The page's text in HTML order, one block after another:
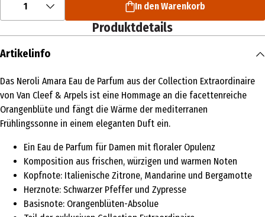
1 In den Warenkorb
Produktdetails
Artikelinfo
Das Neroli Amara Eau de Parfum aus der Collection Extraordinaire
von Van Cleef & Arpels ist eine Hommage an die facettenreiche
Orangenblüte und fängt die Wärme der mediterranen
Frühlingssonne in einem eleganten Duft ein.
Ein Eau de Parfum für Damen mit floraler Opulenz
Komposition aus frischen, würzigen und warmen Noten
Kopfnote: Italienische Zitrone, Mandarine und Bergamotte
Herznote: Schwarzer Pfeffer und Zypresse
Basisnote: Orangenblüten-Absolue